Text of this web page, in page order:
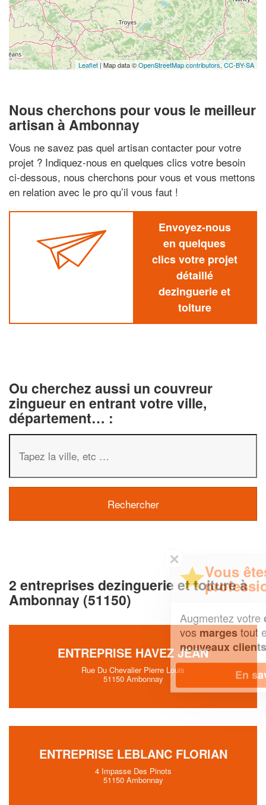
Leaflet| Map data ©OpenStreetMap contributors, CC-BY-SA
Nous cherchons pour vous le meilleur
artisan à Ambonnay
Vous ne savez pas quel artisan contacter pour votre
projet ? Indiquez-nous en quelques clics votre besoin
ci-dessous, nous cherchons pour vous et vous mettons
en relation avec le pro qu’il vous faut !
Envoyez-nous
en quelques
clics votre projet
détaillé
dezinguerie et
toiture
Ou cherchez aussi un couvreur
zingueur en entrant votre ville,
département… :
2 entreprises dezinguerie et toiture à
Ambonnay (51150)
ENTREPRISE HAVEZ JEAN
Rue Du Chevalier Pierre Louis
51150 Ambonnay
ENTREPRISE LEBLANC FLORIAN
4 Impasse Des Pinots
51150 Ambonnay
Vous êtes un
professionnel ?
chiffre d'affaireset
tout en gagnant de
nouveaux clients!
En savoir plus